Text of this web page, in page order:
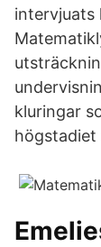
intervjuats
kluringar
högstadiet